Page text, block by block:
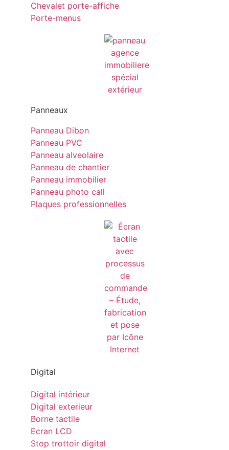
Chevalet porte-affiche
Porte-menus
Panneaux
Panneau Dibon
Panneau PVC
Panneau alveolaire
Panneau de chantier
Panneau immobilier
Panneau photo call
Plaques professionnelles
Digital
Digital intérieur
Digital exterieur
Borne tactile
Ecran LCD
Stop trottoir digital